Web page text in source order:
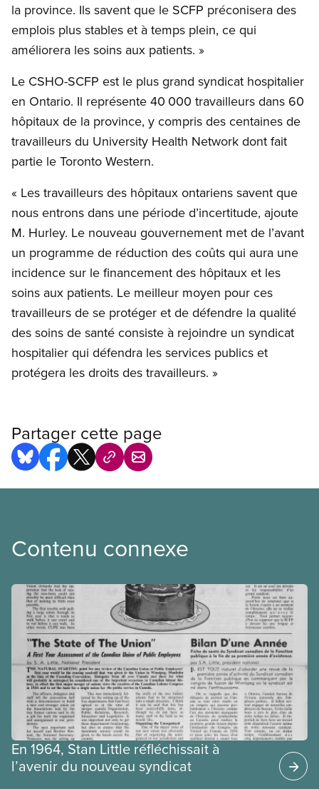
la province. Ils savent que le SCFP préconisera des
emplois plus stables et à temps plein, ce qui
améliorera les soins aux patients. »
Le CSHO-SCFP est le plus grand syndicat hospitalier
en Ontario. Il représente 40 000 travailleurs dans 60
hôpitaux de la province, y compris des centaines de
travailleurs du University Health Network dont fait
partie le Toronto Western.
« Les travailleurs des hôpitaux ontariens savent que
nous entrons dans une période d’incertitude, ajoute
M. Hurley. Le nouveau gouvernement met de l’avant
un programme de réduction des coûts qui aura une
incidence sur le financement des hôpitaux et les
soins aux patients. Le meilleur moyen pour ces
travailleurs de se protéger et de défendre la qualité
des soins de santé consiste à rejoindre un syndicat
hospitalier qui défendra les services publics et
protégera les droits des travailleurs. »
Partager cette page
Contenu connexe
En 1964, Stan Little réfléchissait à
l’avenir du nouveau syndicat